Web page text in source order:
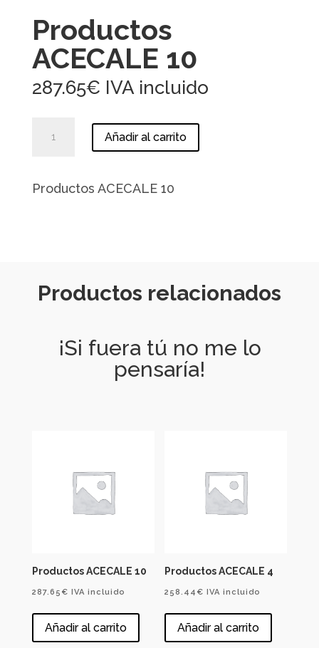
Productos
ACECALE 10
287.65€ IVA incluido
ACECALE
Añadir al carrito
Productos ACECALE 10
Productos relacionados
¡Si fuera tú no me lo
pensaría!
Productos ACECALE 10
287.65 € IVA incluido
Añadir al carrito
Productos ACECALE 4
258.44 € IVA incluido
Añadir al carrito